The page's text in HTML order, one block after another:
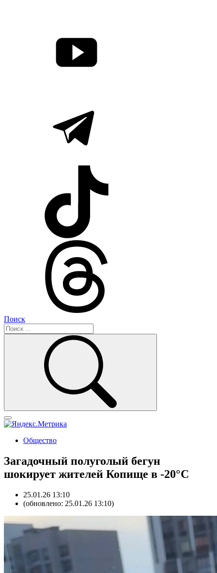
Поиск
Общество
Загадочный полуголый бегун
шокирует жителей Копище в -20°С
25.01.26 13:10
(обновлено: 25.01.26 13:10)